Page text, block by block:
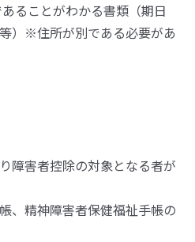
ることがわかる書類（期日
）※住所が別である必要があ
障害者控除の対象となる者が
、精神障害者保健福祉手帳の